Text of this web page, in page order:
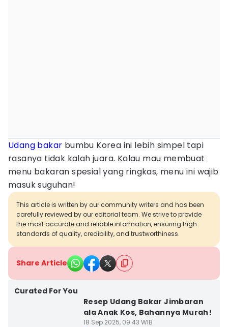
Udang bakar bumbu Korea ini lebih simpel tapi
rasanya tidak kalah juara. Kalau mau membuat
menu bakaran spesial yang ringkas, menu ini wajib
masuk suguhan!
This article is written by our community writers and has been
carefully reviewed by our editorial team. We strive to provide
the most accurate and reliable information, ensuring high
standards of quality, credibility, and trustworthiness.
Share Article
Curated For You
Resep Udang Bakar Jimbaran
ala Anak Kos, Bahannya Murah!
18 Sep 2025, 09:43 WIB